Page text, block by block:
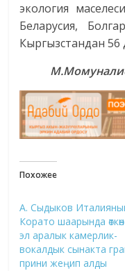
экология
Беларусия,
Кыргызстандан 56
Похожее
А. Сыдыков
Корато шаарында өткөн
эл аралык камерлик-
вокалдык сынакта
прини жеңип алды